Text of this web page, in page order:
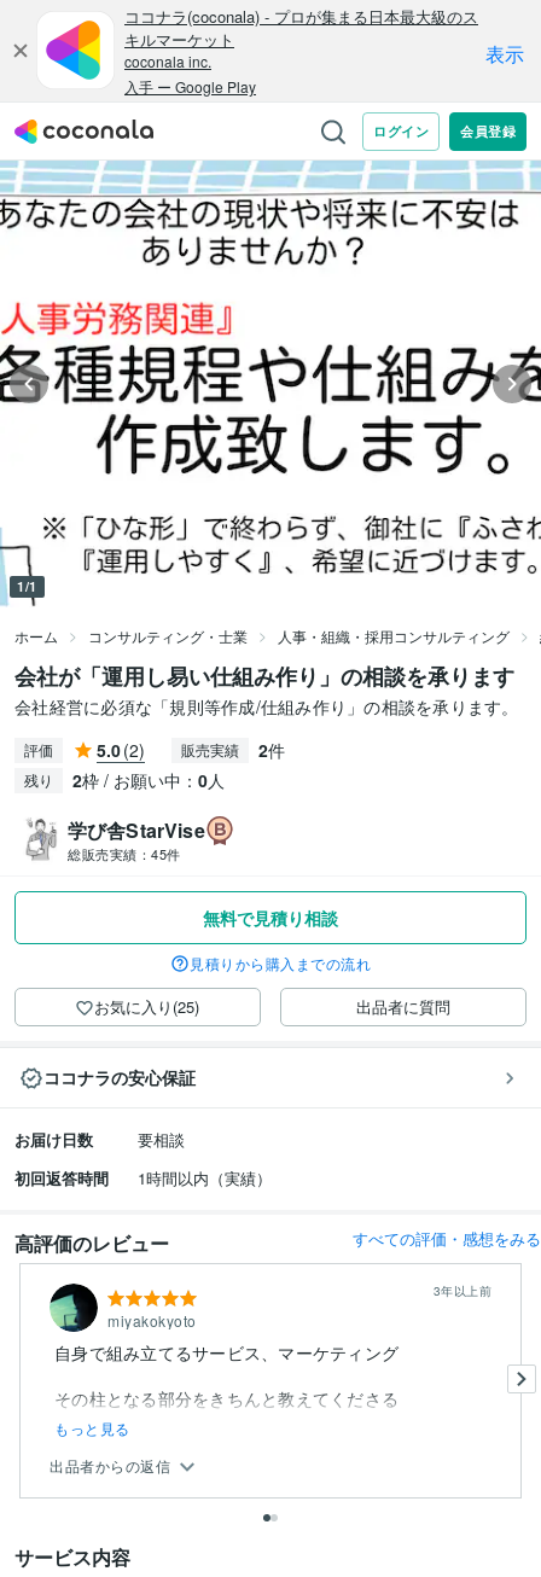
1/1
ホーム コンサルティング・士業 人事・組織・採用コンサルティング
会社が「運用し易い仕組み作り」の相談を承ります
会社経営に必須な「規則等作成/仕組み作り」の相談を承ります。
評価 5.0(2) 販売実績 2件
残り 2枠 / お願い中： 0人
学び舎StarVise
総販売実績： 45件
無料で見積り相談
見積りから購入までの流れ
お気に入り(25) 出品者に質問
ココナラの安心保証
お届け日数
要相談
初回返答時間
1時間以内（実績）
高評価のレビュー すべての評価・感想をみる
miyakokyoto
3年以上前
自身で組み立てるサービス、マーケティング
その柱となる部分をきちんと教えてくださる
もっと見る
出品者からの返信
サービス内容